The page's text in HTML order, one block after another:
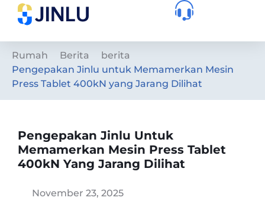
Rumah Berita
berita
Pengepakan Jinlu untuk Memamerkan Mesin
Press Tablet 400kN yang Jarang Dilihat
Pengepakan Jinlu Untuk
Memamerkan Mesin Press Tablet
400kN Yang Jarang Dilihat
November 23, 2025